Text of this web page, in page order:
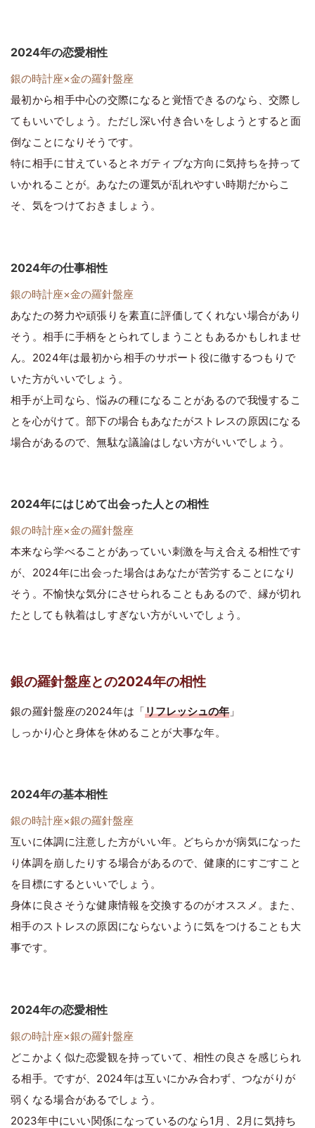
2024年の恋愛相性
銀の時計座×金の羅針盤座
最初から相手中心の交際になると覚悟できるのなら、交際し
てもいいでしょう。ただし深い付き合いをしようとすると面
倒なことになりそうです。
特に相手に甘えているとネガティブな方向に気持ちを持って
いかれることが。あなたの運気が乱れやすい時期だからこ
そ、気をつけておきましょう。
2024年の仕事相性
銀の時計座×金の羅針盤座
あなたの努力や頑張りを素直に評価してくれない場合があり
そう。相手に手柄をとられてしまうこともあるかもしれませ
ん。2024年は最初から相手のサポート役に徹するつもりで
いた方がいいでしょう。
相手が上司なら、悩みの種になることがあるので我慢するこ
とを心がけて。部下の場合もあなたがストレスの原因になる
場合があるので、無駄な議論はしない方がいいでしょう。
2024年にはじめて出会った人との相性
銀の時計座×金の羅針盤座
本来なら学べることがあっていい刺激を与え合える相性です
が、2024年に出会った場合はあなたが苦労することになり
そう。不愉快な気分にさせられることもあるので、縁が切れ
たとしても執着はしすぎない方がいいでしょう。
銀の羅針盤座との2024年の相性
銀の羅針盤座の2024年は「リフレッシュの年 」
しっかり心と身体を休めることが大事な年。
2024年の基本相性
銀の時計座×銀の羅針盤座
互いに体調に注意した方がいい年。どちらかが病気になった
り体調を崩したりする場合があるので、健康的にすごすこと
を目標にするといいでしょう。
身体に良さそうな健康情報を交換するのがオススメ。また、
相手のストレスの原因にならないように気をつけることも大
事です。
2024年の恋愛相性
銀の時計座×銀の羅針盤座
どこかよく似た恋愛観を持っていて、相性の良さを感じられ
る相手。ですが、2024年は互いにかみ合わず、つながりが
弱くなる場合があるでしょう。
2023年中にいい関係になっているのなら1月、2月に気持ち